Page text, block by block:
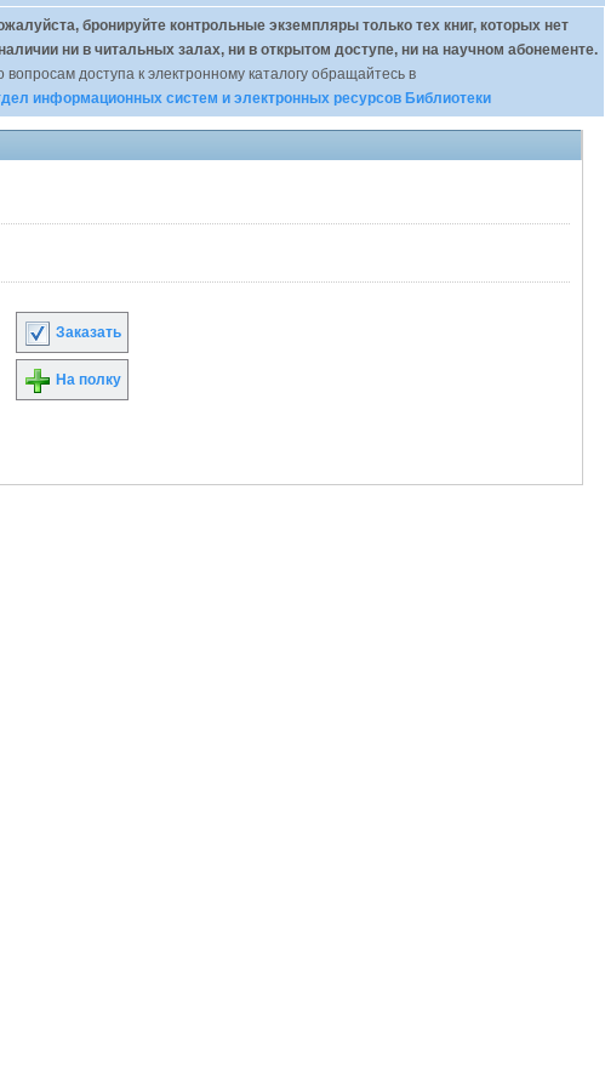
бронируйте контрольные экземпляры только тех книг, которых нет
ни в читальных залах, ни в открытом доступе, ни на научном абонементе.
вопросам доступа к электронному каталогу обращайтесь в
информационных систем и электронных ресурсов Библиотеки
Заказать
На полку